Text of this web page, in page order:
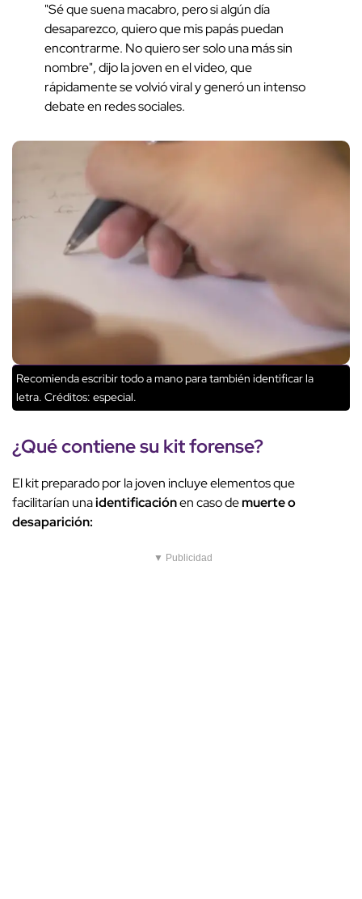
"Sé que suena macabro, pero si algún día
desaparezco, quiero que mis papás puedan
encontrarme. No quiero ser solo una más sin
nombre", dijo la joven en el video, que
rápidamente se volvió viral y generó un intenso
debate en redes sociales.
Recomienda escribir todo a mano para también identificar la
letra. Créditos: especial.
¿Qué contiene su kit forense?
El kit preparado por la joven incluye elementos que
facilitarían unaidentificaciónen caso demuerte o
desaparición:
▼ Publicidad